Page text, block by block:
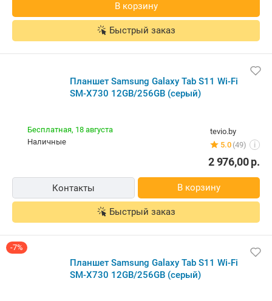
В корзину
Быстрый заказ
Планшет Samsung Galaxy Tab S11 Wi-Fi
SM-X730 12GB/256GB (серый)
tevio.by
5.0 (49) i
Бесплатная, 18 августа
наличные
2 976,00р.
Контакты В корзину
Быстрый заказ
-7%
Планшет Samsung Galaxy Tab S11 Wi-Fi
SM-X730 12GB/256GB (серый)